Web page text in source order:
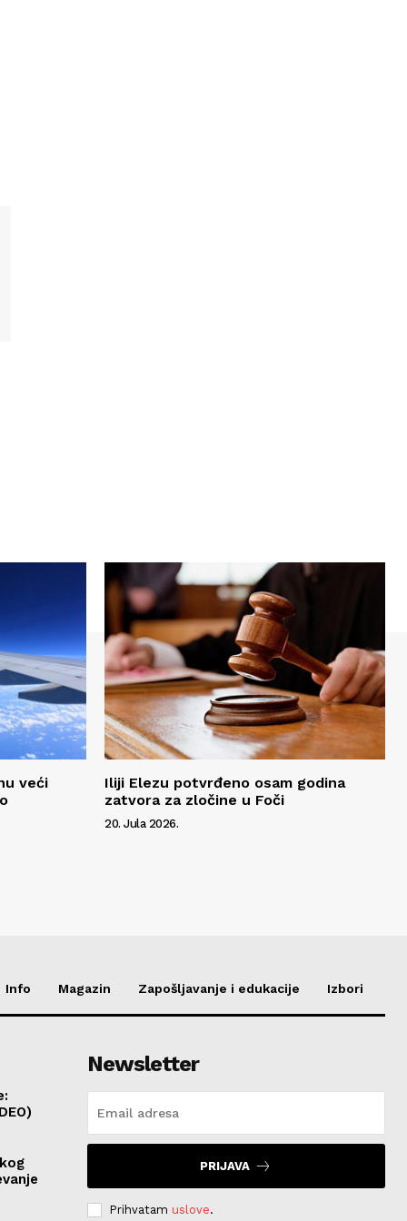
veći
Iliji Elezu potvrđeno osam godina
zatvora za zločine u Foči
20. Jula 2026.
Info Magazin Zapošljavanje i edukacije Izbori
Newsletter
PRIJAVA
Prihvatam uslove.